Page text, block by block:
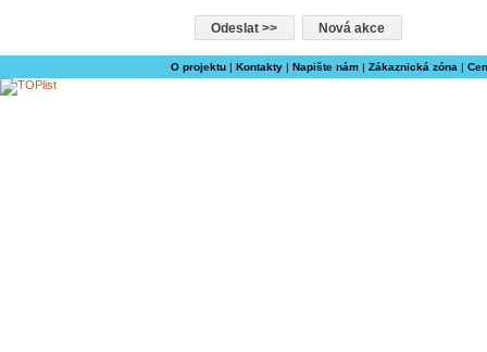
O projektu| Kontakty| Napište nám| Zákaznická zóna |